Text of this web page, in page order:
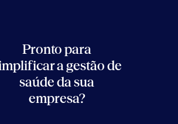
Pronto para
a gestão de
saúdeda sua
empresa?